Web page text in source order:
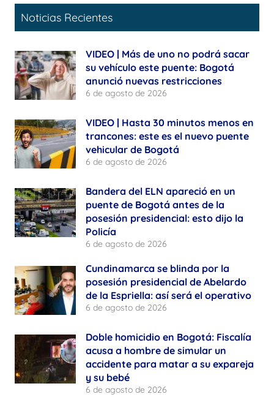
Noticias Recientes
VIDEO | Más de uno no podrá sacar
su vehículo este puente: Bogotá
anunció nuevas restricciones
6 de agosto de 2026
VIDEO | Hasta 30 minutos menos en
trancones: este es el nuevo puente
vehicular de Bogotá
6 de agosto de 2026
Bandera del ELN apareció en un
puente de Bogotá antes de la
posesión presidencial: esto dijo la
Policía
6 de agosto de 2026
Cundinamarca se blinda por la
posesión presidencial de Abelardo
de la Espriella: así será el operativo
6 de agosto de 2026
Doble homicidio en Bogotá: Fiscalía
acusa a hombre de simular un
accidente para matar a su expareja
y su bebé
6 de agosto de 2026